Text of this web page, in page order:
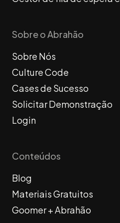
Sobre o Abrahão
Sobre Nós
Culture Code
Cases de Sucesso
Solicitar Demonstração
Login
Conteúdos
Blog
Materiais Gratuitos
Goomer + Abrahão